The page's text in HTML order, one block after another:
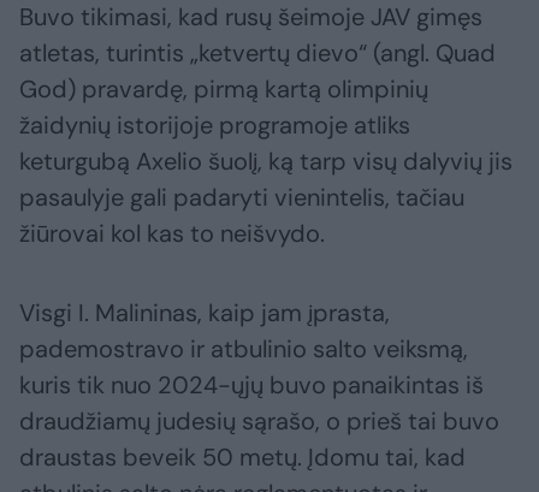
Buvo tikimasi, kad rusų šeimoje JAV gimęs
atletas, turintis „ketvertų dievo“ (angl. Quad
God) pravardę, pirmą kartą olimpinių
žaidynių istorijoje programoje atliks
keturgubą Axelio šuolį, ką tarp visų dalyvių jis
pasaulyje gali padaryti vienintelis, tačiau
žiūrovai kol kas to neišvydo.
Visgi I. Malininas, kaip jam įprasta,
pademostravo ir atbulinio salto veiksmą,
kuris tik nuo 2024-ųjų buvo panaikintas iš
draudžiamų judesių sąrašo, o prieš tai buvo
draustas beveik 50 metų. Įdomu tai, kad